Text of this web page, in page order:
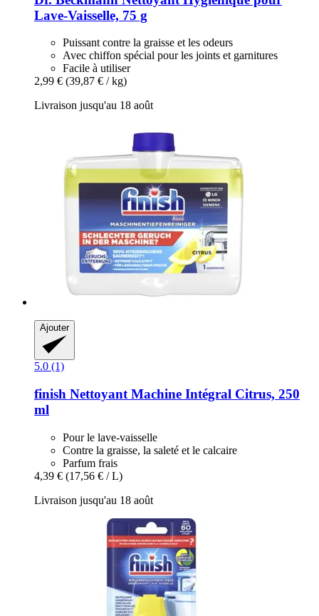
Lave-​Vaisselle, 75 g
Puissant contre la graisse et les odeurs
Avec chiffon spécial pour les joints et garnitures
Facile à utiliser
2,99 € (39,87 € / kg)
Livraison jusqu'au 18 août
Ajouter
5.0 (1)
finish Nettoyant Machine Intégral Citrus, 250
ml
Pour le lave-vaisselle
Contre la graisse, la saleté et le calcaire
Parfum frais
4,39 € (17,56 € / L)
Livraison jusqu'au 18 août